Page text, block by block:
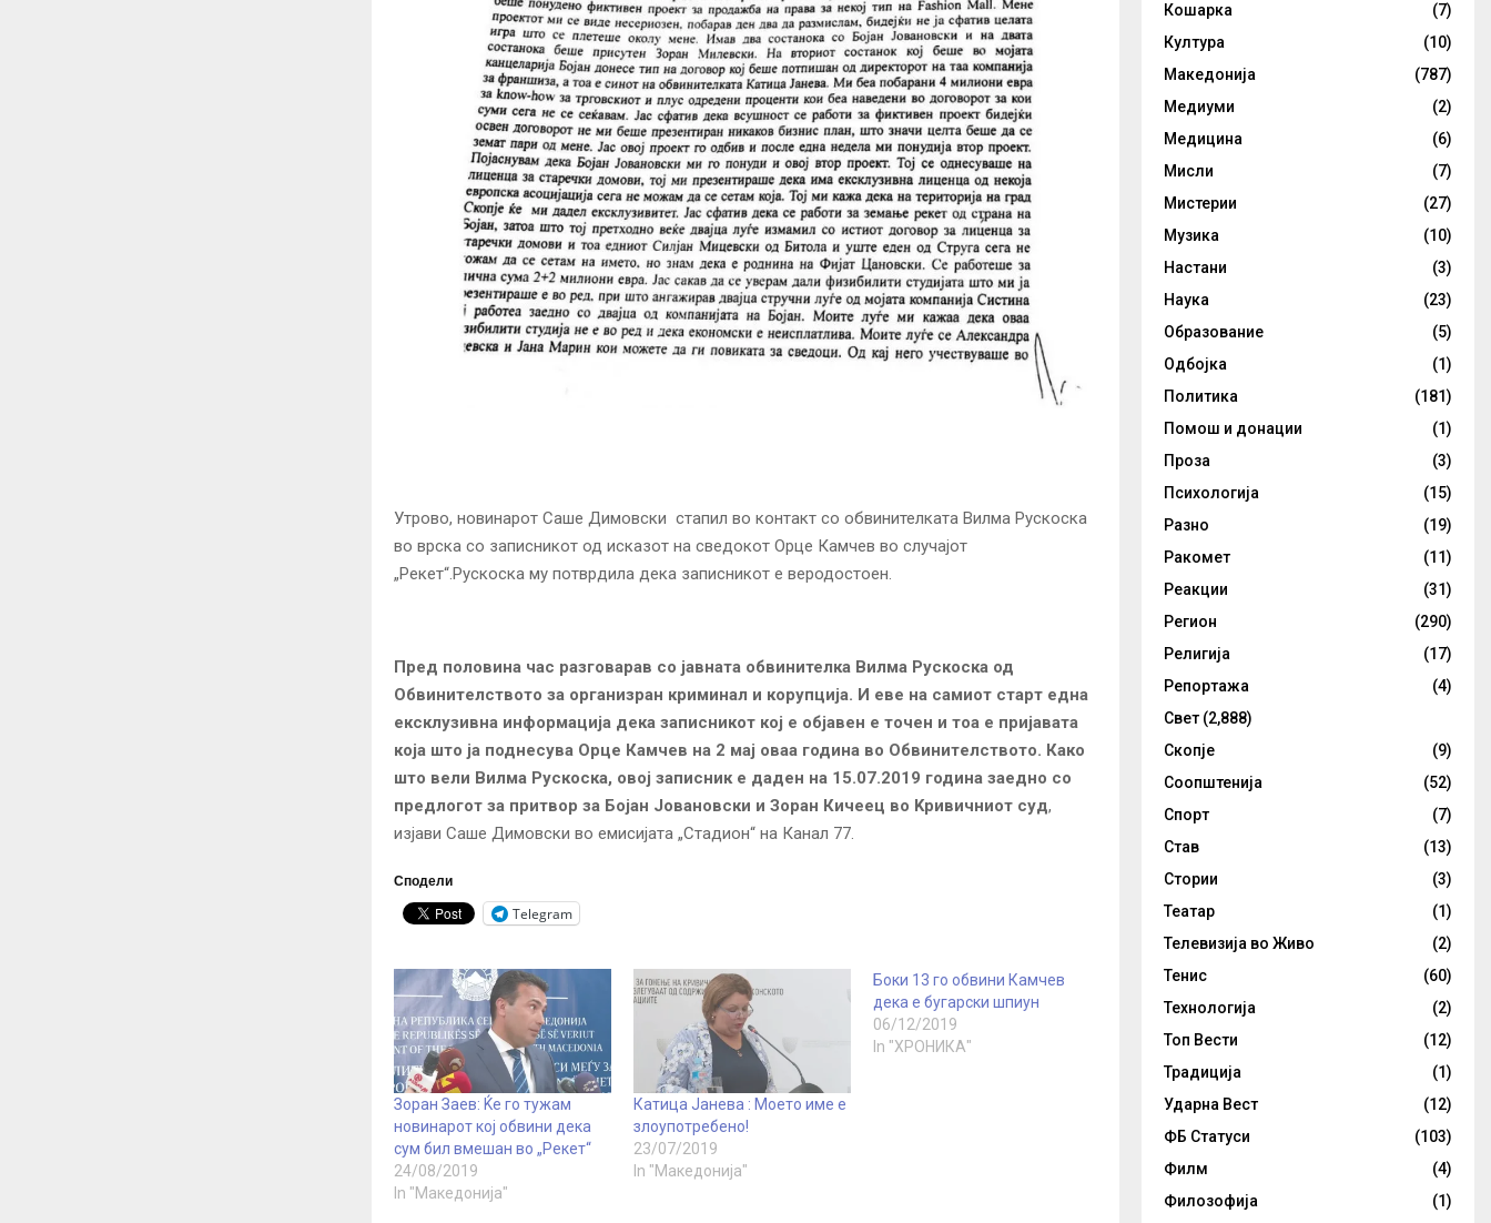
Утрово, новинарот Саше Димовски стапил во контакт со обвинителкaта Вилма Рускоска
во врска со записникoт од исказот на сведокот Орце Камчев во случајот
„Рекет“.Рускоска му потврдила дека записникот е веродостоен.
Пред половина час разговарав со јавната обвинителкa Вилма Рускоска од
Обвинитeлството за организран кpиминал и кopупција. И еве на самиот старт една
ексклузивна информација дека записникот кој е објавен е точен и тоа е приjaвата
која што ја поднесува Орце Камчев на 2 мај оваа година во Обвинитeлството. Како
што вели Вилма Рускоска, овој зaписник е даден на 15.07.2019 година заедно со
предлогот за притвop за Бојан Јовановски и Зоран Кичеец во Kpивичниот cyд,
изјави Саше Димовски во емисијата „Стадион“ на Канал 77.
Сподели
Telegram
Зоран Заев: Ќе го тужам
новинарот кој обвини дека
сум бил вмешан во „Рекет“
24/08/2019
In "Македонија"
Катица Јанева : Моето име е
злоупотребено!
23/07/2019
In "Македонија"
Боки 13 го обвини Камчев
дека е бугарски шпиун
06/12/2019
In "ХРОНИКА"
Кошарка
(7)
Култура
(10)
Македонија
(787)
Медиуми
(2)
Медицина
(6)
Мисли
(7)
Мистерии
(27)
Музика
(10)
Настани
(3)
Наука
(23)
Образование
(5)
Одбојка
(1)
Политика
(181)
Помош и донации
(1)
Проза
(3)
Психологија
(15)
Разно
(19)
Ракомет
(11)
Реакции
(31)
Регион
(290)
Религија
(17)
Репортажа
(4)
Свет (2,888)
Скопје
(9)
Соопштенија
(52)
Спорт
(7)
Став
(13)
Стории
(3)
Театар
(1)
Телевизија во Живо
(2)
Тенис
(60)
Технологија
(2)
Топ Вести
(12)
Традиција
(1)
Ударна Вест
(12)
ФБ Статуси
(103)
Филм
(4)
Филозофија
(1)